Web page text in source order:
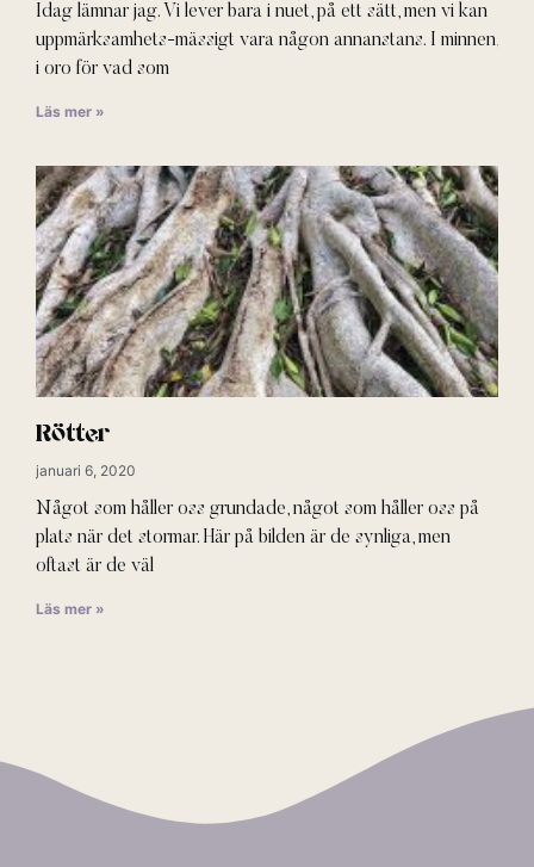
Idag lämnar jag. Vi lever bara i nuet, på ett sätt, men vi kan
uppmärksamhets-mässigt vara någon annanstans. I minnen,
i oro för vad som
Läs mer »
Rötter
januari 6, 2020
Något som håller oss grundade, något som håller oss på
plats när det stormar. Här på bilden är de synliga, men
oftast är de väl
Läs mer »